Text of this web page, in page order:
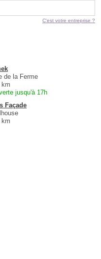
C'est votre entreprise ?
de la Ferme
km
jusqu'à 17h
Façade
km